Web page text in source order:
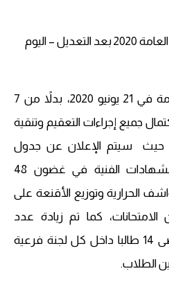
مصر: جدول امتحانات الثانوية العامة 2020 بعد التعديل – اليوم
وتُجرى امتحانات الثانوية العامة في 21 يونيو 2020، بدلاً من 7
من اكتمال جميع إجراءات التعقيم وتنقية
حيث سيتم الإعلان عن جدول
امتحانات الثانوية العامة والشهادات الفنية في غضون 48
الحرارية وتوزيع الأقنعة على
كما تم زيادة عدد
الامتحانات للطلاب بحد أقصى 14 طالبا داخل كل لجنة فرعية
الطلاب.